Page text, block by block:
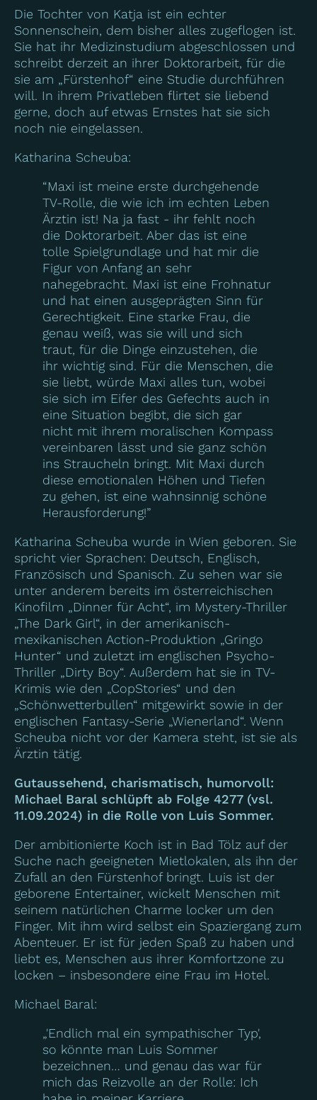
Die Tochter von Katja ist ein echter
Sonnenschein, dem bisher alles zugeflogen ist.
Sie hat ihr Medizinstudium abgeschlossen und
schreibt derzeit an ihrer Doktorarbeit, für die
sie am „Fürstenhof“ eine Studie durchführen
will. In ihrem Privatleben flirtet sie liebend
gerne, doch auf etwas Ernstes hat sie sich
noch nie eingelassen.
Katharina Scheuba:
“Maxi ist meine erste durchgehende
TV-Rolle, die wie ich im echten Leben
Ärztin ist! Na ja fast - ihr fehlt noch
die Doktorarbeit. Aber das ist eine
tolle Spielgrundlage und hat mir die
Figur von Anfang an sehr
nahegebracht. Maxi ist eine Frohnatur
und hat einen ausgeprägten Sinn für
Gerechtigkeit. Eine starke Frau, die
genau weiß, was sie will und sich
traut, für die Dinge einzustehen, die
ihr wichtig sind. Für die Menschen, die
sie liebt, würde Maxi alles tun, wobei
sie sich im Eifer des Gefechts auch in
eine Situation begibt, die sich gar
nicht mit ihrem moralischen Kompass
vereinbaren lässt und sie ganz schön
ins Straucheln bringt. Mit Maxi durch
diese emotionalen Höhen und Tiefen
zu gehen, ist eine wahnsinnig schöne
Herausforderung!”
Katharina Scheuba wurde in Wien geboren. Sie
spricht vier Sprachen: Deutsch, Englisch,
Französisch und Spanisch. Zu sehen war sie
unter anderem bereits im österreichischen
Kinofilm „Dinner für Acht“, im Mystery-Thriller
„The Dark Girl“, in der amerikanisch-
mexikanischen Action-Produktion „Gringo
Hunter“ und zuletzt im englischen Psycho-
Thriller „Dirty Boy“. Außerdem hat sie in TV-
Krimis wie den „CopStories“ und den
„Schönwetterbullen“ mitgewirkt sowie in der
englischen Fantasy-Serie „Wienerland“. Wenn
Scheuba nicht vor der Kamera steht, ist sie als
Ärztin tätig.
Gutaussehend, charismatisch, humorvoll:
Michael Baral schlüpft ab Folge 4277 (vsl.
11.09.2024) in die Rolle von Luis Sommer.
Der ambitionierte Koch ist in Bad Tölz auf der
Suche nach geeigneten Mietlokalen, als ihn der
Zufall an den Fürstenhof bringt. Luis ist der
geborene Entertainer, wickelt Menschen mit
seinem natürlichen Charme locker um den
Finger. Mit ihm wird selbst ein Spaziergang zum
Abenteuer. Er ist für jeden Spaß zu haben und
liebt es, Menschen aus ihrer Komfortzone zu
locken – insbesondere eine Frau im Hotel.
Michael Baral:
„'Endlich mal ein sympathischer Typ',
so könnte man Luis Sommer
bezeichnen… und genau das war für
mich das Reizvolle an der Rolle: Ich